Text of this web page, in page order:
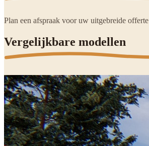
Plan een afspraak voor uw uitgebreide offerte
Vergelijkbare modellen